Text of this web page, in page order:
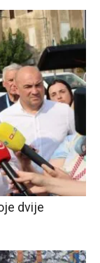
dvije